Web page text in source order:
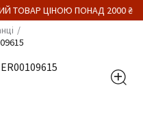
ЦІНОЮ ПОНАД 2000 ₴